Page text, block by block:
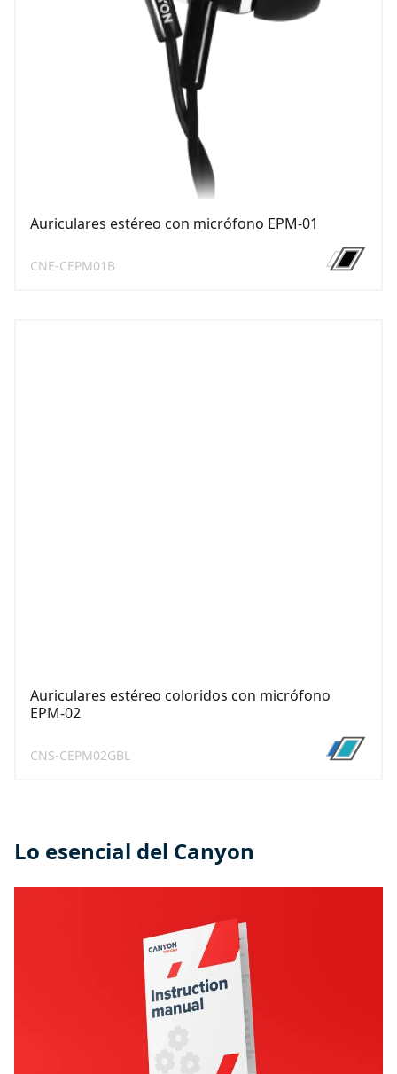
Auriculares estéreo con micrófono EPM-01
CNE-CEPM01B
Auriculares estéreo coloridos con micrófono
EPM-02
CNS-CEPM02GBL
Lo esencial del Canyon